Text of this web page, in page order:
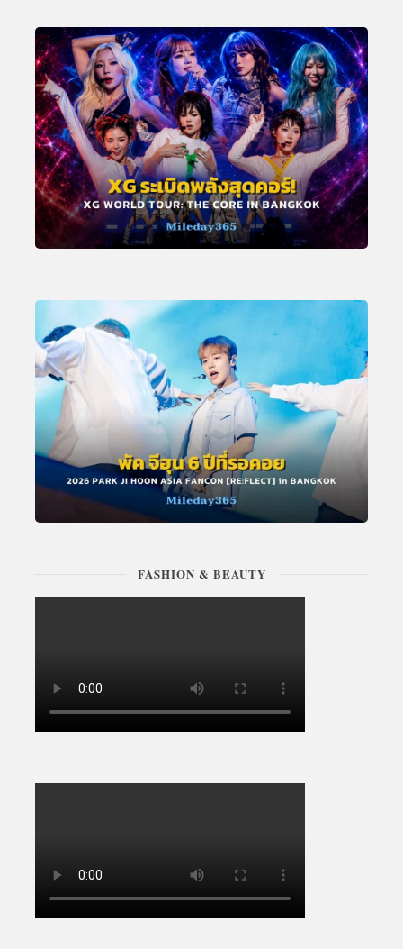
FASHION & BEAUTY